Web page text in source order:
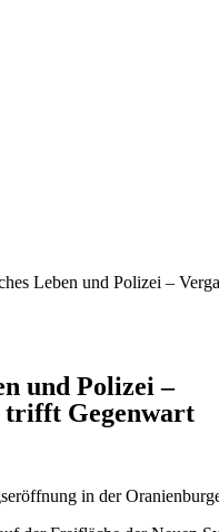
Leben und Polizei –
und Polizei –
trifft Gegenwart
in der